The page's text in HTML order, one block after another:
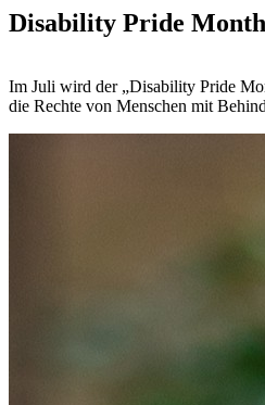
Disability Pride Month
Im Juli wird der „Disability Pride
die Rechte von Menschen mit